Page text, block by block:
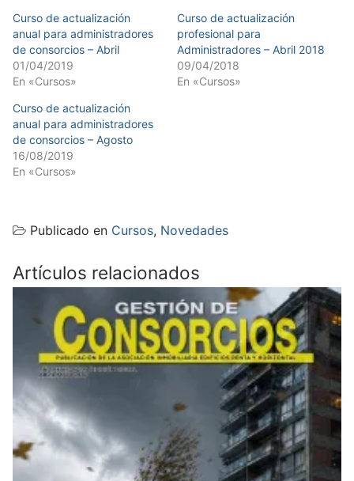
Curso de actualización
anual para administradores
de consorcios – Abril
01/04/2019
En «Cursos»
Curso de actualización
profesional para
Administradores – Abril 2018
09/04/2018
En «Cursos»
Curso de actualización
anual para administradores
de consorcios – Agosto
16/08/2019
En «Cursos»
Publicado en Cursos, Novedades
Artículos relacionados